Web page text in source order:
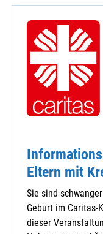
Eltern mit
Sie sind
Geburt im Caritas-
dieser